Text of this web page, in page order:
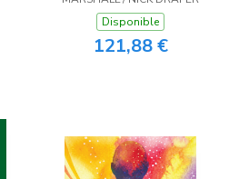
Disponible
121,88 €